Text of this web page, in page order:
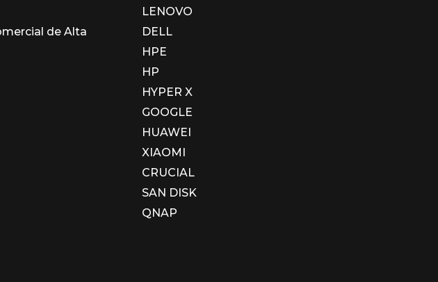
de Alta
LENOVO
DELL
HPE
HP
HYPER X
GOOGLE
HUAWEI
XIAOMI
CRUCIAL
SAN DISK
QNAP